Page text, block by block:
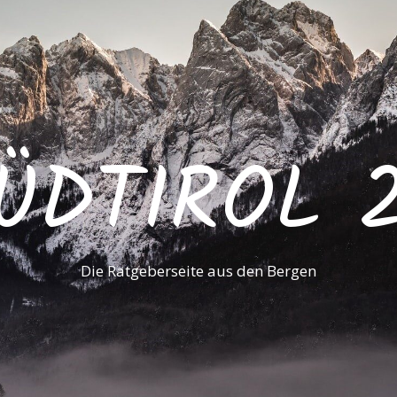
Die Ratgeberseite aus den Bergen